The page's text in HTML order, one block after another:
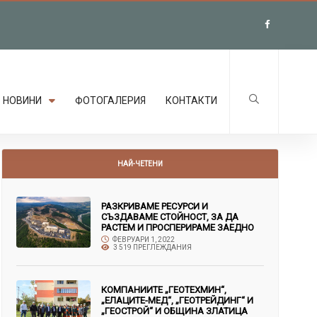
НОВИНИ ФОТОГАЛЕРИЯ КОНТАКТИ
НАЙ-ЧЕТЕНИ
РАЗКРИВАМЕ РЕСУРСИ И
СЪЗДАВАМЕ СТОЙНОСТ, ЗА ДА
РАСТЕМ И ПРОСПЕРИРАМЕ ЗАЕДНО
ФЕВРУАРИ 1, 2022
3 519 ПРЕГЛЕЖДАНИЯ
КОМПАНИИТЕ „ГЕОТЕХМИН“,
„ЕЛАЦИТЕ-МЕД“, „ГЕОТРЕЙДИНГ“ И
„ГЕОСТРОЙ“ И ОБЩИНА ЗЛАТИЦА